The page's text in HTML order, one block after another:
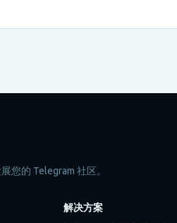
您的 Telegram 社区。
解决方案